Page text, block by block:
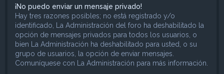
¡No puedo enviar un mensaje privado!
Hay tres razones posibles; no está registrado y/o
identificado, La Administración del foro ha deshabilitado la
opción de mensajes privados para todos los usuarios, o
bien La Administración ha deshabilitado para usted, o su
grupo de usuarios, la opción de enviar mensajes.
Comuníquese con La Administración para más información.